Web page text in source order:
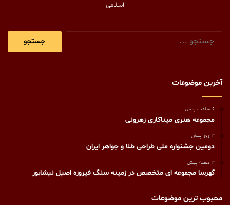
اسلامی
آخرین موضوعات
6 ساعت پیش
مجموعه هنری میناکاری زهرونی
3 روز پیش
دومین جشنواره ملی طراحی طلا و جواهر ایران
3 هفته پیش
گهرسا مجموعه ای متخصص در زمینه سنگ فیروزه اصیل نیشابور
محبوب ترین موضوعات